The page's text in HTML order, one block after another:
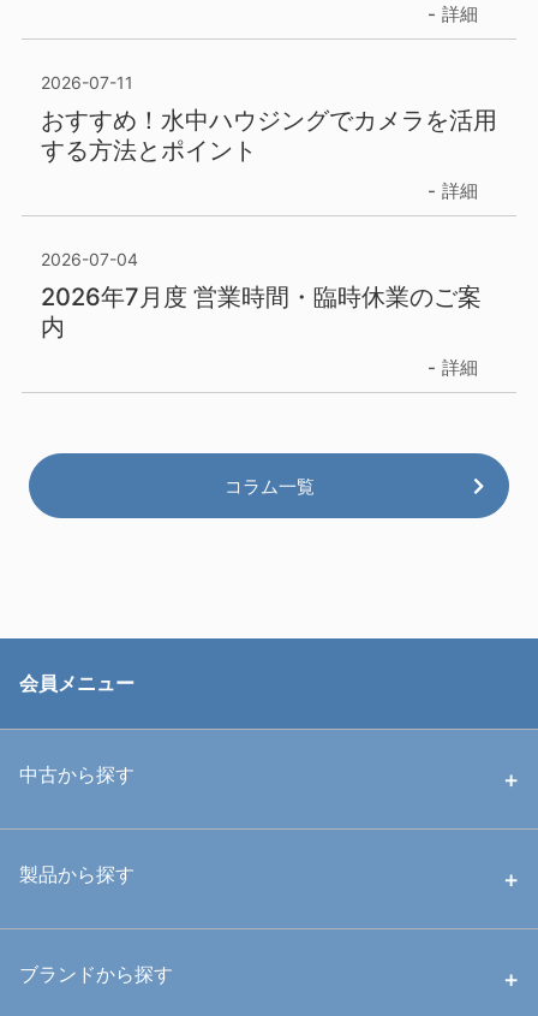
詳細
2026-07-11
おすすめ！水中ハウジングでカメラを活用
する方法とポイント
詳細
2026-07-04
2026年7月度 営業時間・臨時休業のご案
内
詳細
コラム一覧
会員メニュー
中古から探す
中古ハウジング
製品から探す
ハウジング
ブランドから探す